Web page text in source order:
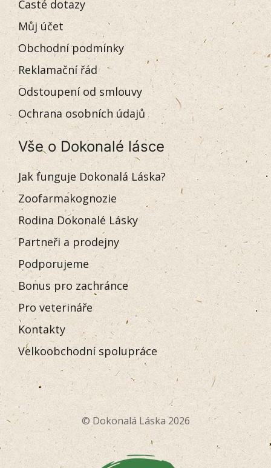
Časté dotazy
Můj účet
Obchodní podmínky
Reklamační řád
Odstoupení od smlouvy
Ochrana osobních údajů
Vše o Dokonalé lásce
Jak funguje Dokonalá Láska?
Zoofarmakognozie
Rodina Dokonalé Lásky
Partneři a prodejny
Podporujeme
Bonus pro zachránce
Pro veterináře
Kontakty
Velkoobchodní spolupráce
© Dokonalá Láska 2026